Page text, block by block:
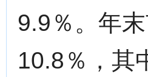
9.9％。年
10.8％，其